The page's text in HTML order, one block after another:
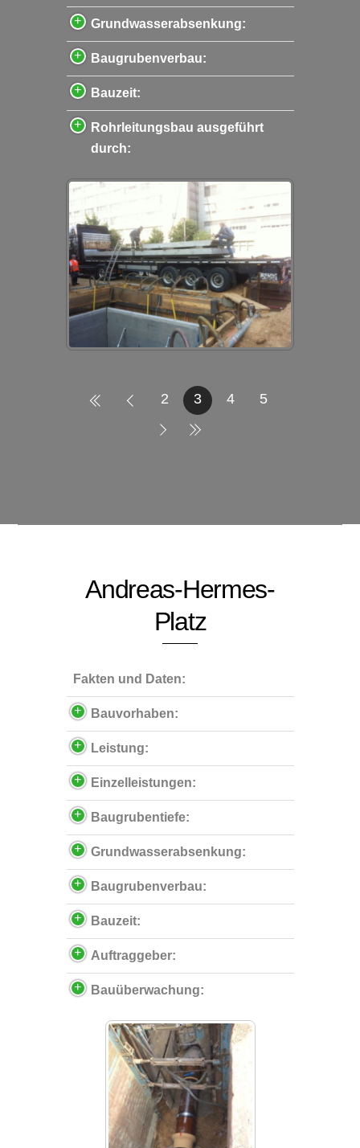
Grundwasserabsenkung:
Baugrubenverbau:
Bauzeit:
Rohrleitungsbau ausgeführt
durch:
2 3 4 5
Andreas-Hermes-
Platz
Fakten und Daten:
Bauvorhaben:
Leistung:
Einzelleistungen:
Baugrubentiefe:
Grundwasserabsenkung:
Baugrubenverbau:
Bauzeit:
Auftraggeber:
Bauüberwachung: